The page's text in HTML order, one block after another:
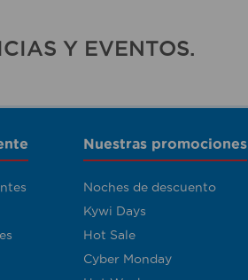
Y EVENTOS.
Nuestras promociones
Noches de descuento
Kywi Days
Hot Sale
Cyber Monday